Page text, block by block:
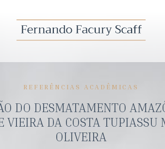
REFERÊNCIAS ACADÊMICAS
DO DESMATAMENTO
VIEIRA DA COSTA
OLIVEIRA